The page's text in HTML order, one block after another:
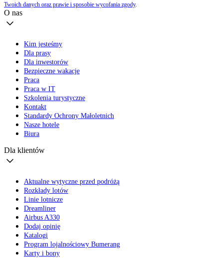
Twoich danych oraz prawie i sposobie wycofania zgody.
O nas
Kim jesteśmy
Dla prasy
Dla inwestorów
Bezpieczne wakacje
Praca
Praca w IT
Szkolenia turystyczne
Kontakt
Standardy Ochrony Małoletnich
Nasze hotele
Biura
Dla klientów
Aktualne wytyczne przed podróżą
Rozkłady lotów
Linie lotnicze
Dreamliner
Airbus A330
Dodaj opinię
Katalogi
Program lojalnościowy Bumerang
Karty i bony